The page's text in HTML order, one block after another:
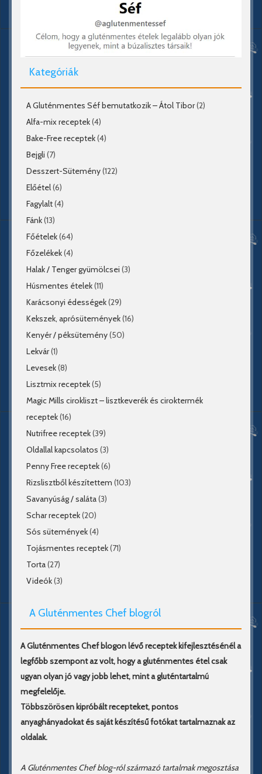
Kategóriák
A Gluténmentes Séf bemutatkozik – Átol Tibor(2)
Alfa-mix receptek(4)
Bake-Free receptek(4)
Bejgli (7)
Desszert-Sütemény(122)
Előétel(6)
Fagylalt(4)
Fánk(13)
Főételek(64)
Főzelékek(4)
Halak / Tenger gyümölcsei (3)
Húsmentes ételek(11)
Karácsonyi édességek(29)
Kekszek, aprósütemények(16)
Kenyér / péksütemény(50)
Lekvár(1)
Levesek(8)
Lisztmix receptek(5)
Magic Mills cirokliszt – lisztkeverék és ciroktermék
receptek(16)
Nutrifree receptek(39)
Oldallal kapcsolatos (3)
Penny Free receptek(6)
Rizslisztből készítettem (103)
Savanyúság / saláta(3)
Schar receptek(20)
Sós sütemények(4)
Tojásmentes receptek(71)
Torta(27)
Videók(3)
A Gluténmentes Chef blogról
A Gluténmentes Chef blogon lévő receptek kifejlesztésénél a
legfőbb szempont az volt, hogy a gluténmentes étel csak
ugyan olyan jó vagy jobb lehet, mint a gluténtartalmú
megfelelője.
Többszörösen kipróbált recepteket, pontos
anyaghányadokat és saját készítésű fotókat tartalmaznak az
oldalak.
A Gluténmentes Chef blog-ról származó tartalmak megosztása